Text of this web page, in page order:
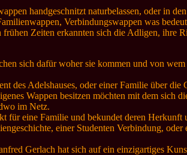
handgeschnitzt naturbelassen, oder in
Verbindungswappen was
Zeiten erkannten sich die Adligen, ihre
sich dafür woher sie kommen und von
des Adelshauses, oder einer Familie über
Wappen besitzen möchten mit dem
im Netz.
für eine Familie und bekundet deren
einer Studenten Verbindung, oder
Gerlach hat sich auf ein einzigartiges